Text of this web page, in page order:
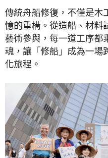
傳統舟船修復，不僅是木
憶的重構。從造船、材料
藝術參與，每一道工序都
魂，讓「修船」成為一場
化旅程。